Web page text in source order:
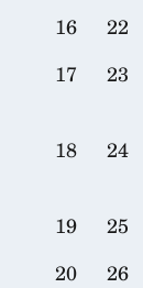
16
22
17
23
18 24
19
25
20
26